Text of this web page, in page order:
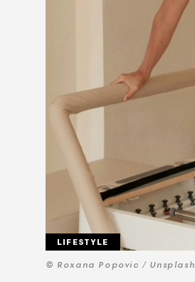
© Roxana Popovic / Unsplash
LIFESTYLE